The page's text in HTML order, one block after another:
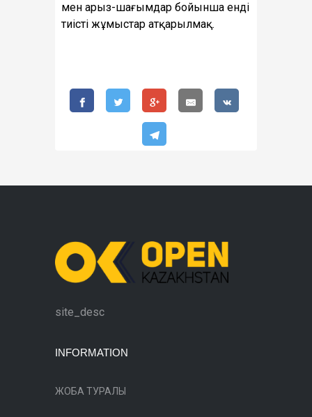
мен арыз-шағымдар бойынша енді
тиісті жұмыстар атқарылмақ.
site_desc
INFORMATION
ЖОБА ТУРАЛЫ